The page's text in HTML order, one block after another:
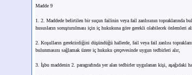
Madde 9
1. 2. Maddede belirtilen bir suçun failinin veya fail zanlısının
hususların soruşturulması için iç hukukuna göre gerekli olabilecek önlemleri
2. Koşulların gerektirdiğini düşündüğü hallerde, fail veya fail zanlısı
bulunmasını sağlamak üzere iç hukuku çerçevesinde uygun tedbirleri alır,
3. İşbu maddenin 2. paragrafında yer alan tedbirler uygulanan kişi, aşağıdaki